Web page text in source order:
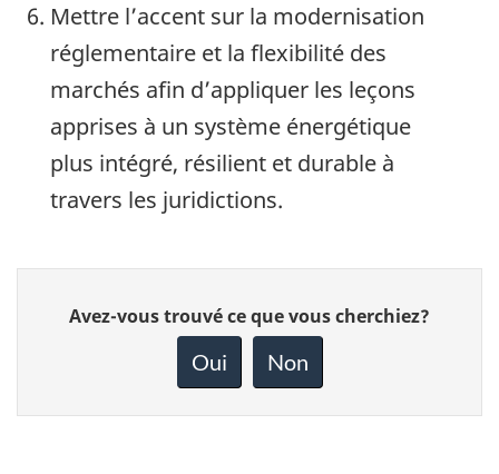
Mettre l’accent sur la modernisation
réglementaire et la flexibilité des
marchés afin d’appliquer les leçons
apprises à un système énergétique
plus intégré, résilient et durable à
travers les juridictions.
Donnez
votre
page
Avez-vous trouvé ce que vous cherchiez?
Oui Non